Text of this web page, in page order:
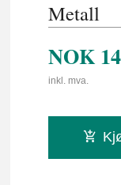
Metall
NOK
inkl. mva.